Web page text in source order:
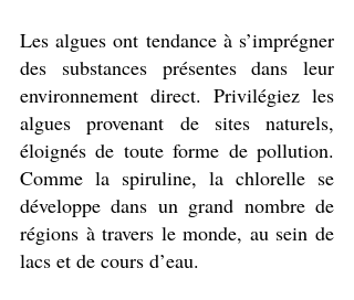
Les algues ont tendance à s’imprégner
des substances présentes dans leur
environnement direct. Privilégiez les
algues provenant de sites naturels,
éloignés de toute forme de pollution.
Comme la spiruline, la chlorelle se
développe dans un grand nombre de
régions à travers le monde, au sein de
lacs et de cours d’eau.